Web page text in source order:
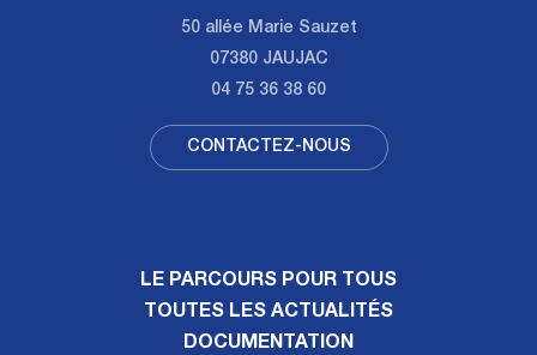
50 allée Marie Sauzet
07380 JAUJAC
04 75 36 38 60
CONTACTEZ-NOUS
LE PARCOURS POUR TOUS
TOUTES LES ACTUALITÉS
DOCUMENTATION